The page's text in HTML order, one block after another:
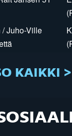
Juho-Ville
KAIKKI >